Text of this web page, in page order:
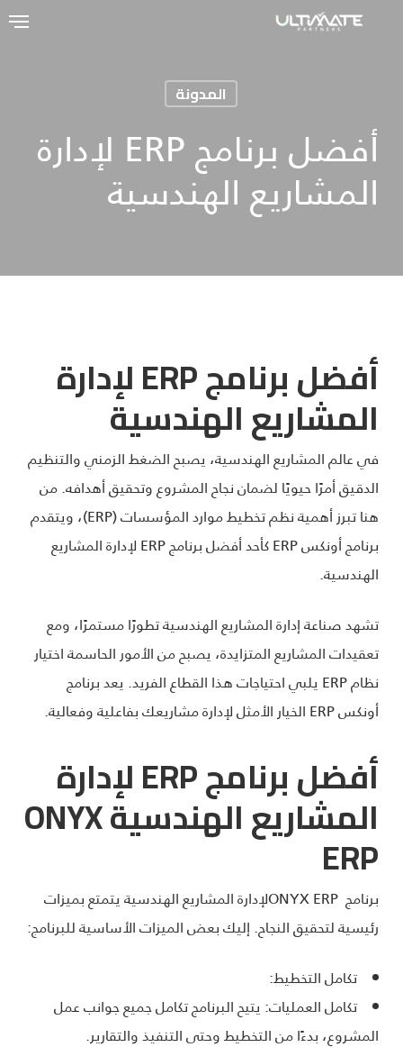
المدونة
أفضل برنامج ERP لإدارة
المشاريع الهندسية
أفضل برنامجERPلإدارة
المشاريع الهندسية
في عالم المشاريع الهندسية، يصبح الضغط الزمني والتنظيم
الدقيق أمرًا حيويًا لضمان نجاح المشروع وتحقيق أهدافه. من
هنا تبرز أهمية نظم تخطيط موارد المؤسسات (ERP)، ويتقدم
برنامج أونكس ERP كأحد أفضل برنامج ERP لإدارة المشاريع
الهندسية.
تشهد صناعة إدارة المشاريع الهندسية تطورًا مستمرًا، ومع
تعقيدات المشاريع المتزايدة، يصبح من الأمور الحاسمة اختيار
نظام ERP يلبي احتياجات هذا القطاع الفريد. يعد برنامج
أونكس ERP الخيار الأمثل لإدارة مشاريعك بفاعلية وفعالية.
أفضل برنامجERPلإدارة
المشاريع الهندسيةONYX
ERP
برنامج ONYX ERPلإدارة المشاريع الهندسية يتمتع بميزات
رئيسية لتحقيق النجاح. إليك بعض الميزات الأساسية للبرنامج:
تكامل التخطيط:
تكامل العمليات: يتيح البرنامج تكامل جميع جوانب عمل
المشروع، بدءًا من التخطيط وحتى التنفيذ والتقارير.